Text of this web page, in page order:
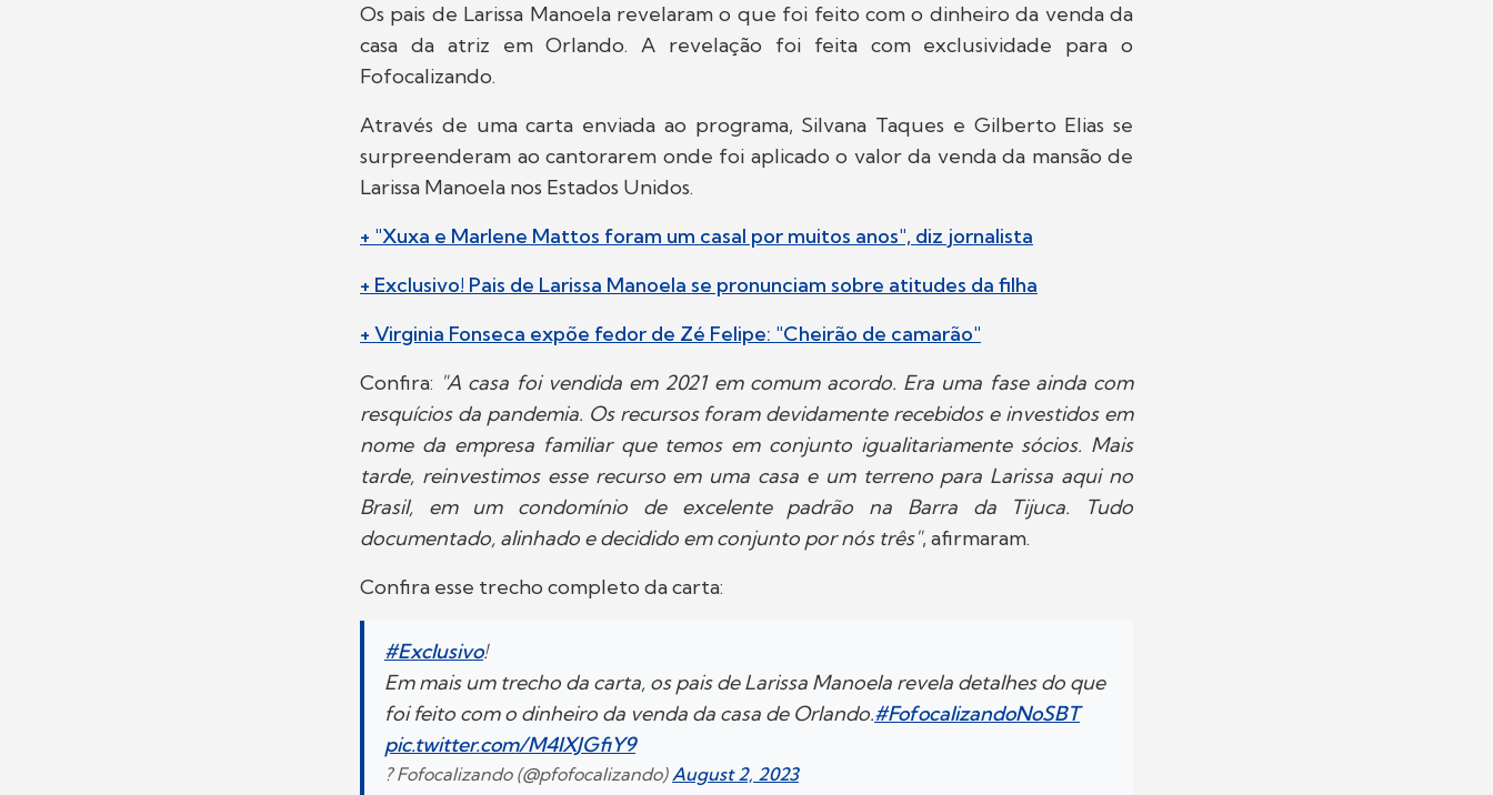
Os pais de Larissa Manoela revelaram o que foi feito com o dinheiro da venda da
casa da atriz em Orlando. A revelação foi feita com exclusividade para o
Fofocalizando.
Através de uma carta enviada ao programa, Silvana Taques e Gilberto Elias se
surpreenderam ao cantorarem onde foi aplicado o valor da venda da mansão de
Larissa Manoela nos Estados Unidos.
+ "Xuxa e Marlene Mattos foram um casal por muitos anos", diz jornalista
+ Exclusivo! Pais de Larissa Manoela se pronunciam sobre atitudes da filha
+ Virginia Fonseca expõe fedor de Zé Felipe: "Cheirão de camarão"
Confira: "A casa foi vendida em 2021 em comum acordo. Era uma fase ainda com
resquícios da pandemia. Os recursos foram devidamente recebidos e investidos em
nome da empresa familiar que temos em conjunto igualitariamente sócios. Mais
tarde, reinvestimos esse recurso em uma casa e um terreno para Larissa aqui no
Brasil, em um condomínio de excelente padrão na Barra da Tijuca. Tudo
documentado, alinhado e decidido em conjunto por nós três", afirmaram.
Confira esse trecho completo da carta:
#Exclusivo!
Em mais um trecho da carta, os pais de Larissa Manoela revela detalhes do que
foi feito com o dinheiro da venda da casa de Orlando.#FofocalizandoNoSBT
pic.twitter.com/M4IXJGfiY9
? Fofocalizando (@pfofocalizando) August 2, 2023